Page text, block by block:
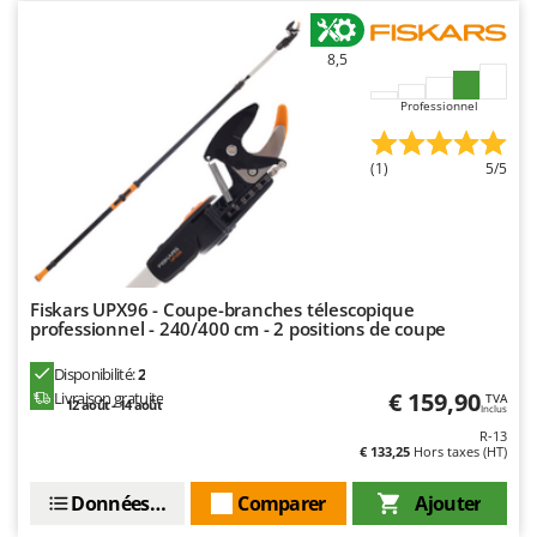
Smartwood
Smeg
Snapper
Solidur
Spice Electronics
Spiralmac
Stanley
8,5
Professionnel
(1) 5/5
Fiskars UPX96 - Coupe-branches télescopique
professionnel - 240/400 cm - 2 positions de coupe
Disponibilité:2
Livraison gratuite
12 août - 14 août € 159,90 TVA
Inclus
R-13
€ 133,25 Hors taxes (HT)
Ajouter
Comparer
Données techniques